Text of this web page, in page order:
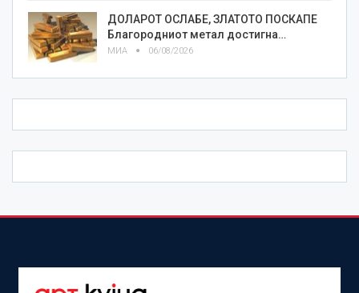
ДОЛАРОТ ОСЛАБЕ, ЗЛАТОТО ПОСКАПЕ
Благородниот метал достигна…
МИА 06/08/2026